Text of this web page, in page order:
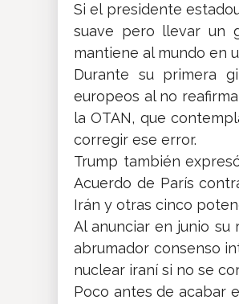
Si el presidente
suave pero llevar un
mantiene al mundo en
Durante su primera
europeos al no
la OTAN, que
corregir ese error.
Trump también
Acuerdo de París
Irán y otras cinco
Al anunciar en junio su
abrumador consenso
nuclear iraní si no se
Poco antes de acabar